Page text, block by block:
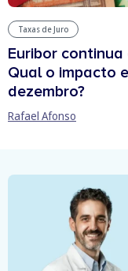
Taxas de Juro
Euribor continua
Qual o impacto
dezembro?
Rafael Afonso